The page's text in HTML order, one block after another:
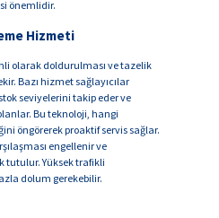
önemlidir.
Hizmeti
olarak doldurulması ve tazelik
Bazı hizmet sağlayıcılar
seviyelerini takip eder ve
Bu teknoloji, hangi
öngörerek proaktif servis sağlar.
engellenir ve
tutulur. Yüksek trafikli
dolum gerekebilir.